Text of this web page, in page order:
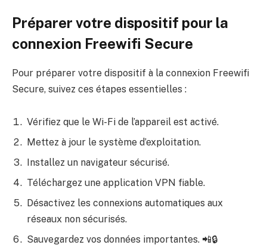
Préparer votre dispositif pour la
connexion Freewifi Secure
Pour préparer votre dispositif à la connexion Freewifi
Secure, suivez ces étapes essentielles :
Vérifiez que le Wi-Fi de l’appareil est activé.
Mettez à jour le système d’exploitation.
Installez un navigateur sécurisé.
Téléchargez une application VPN fiable.
Désactivez les connexions automatiques aux
réseaux non sécurisés.
Sauvegardez vos données importantes. 📲🔒